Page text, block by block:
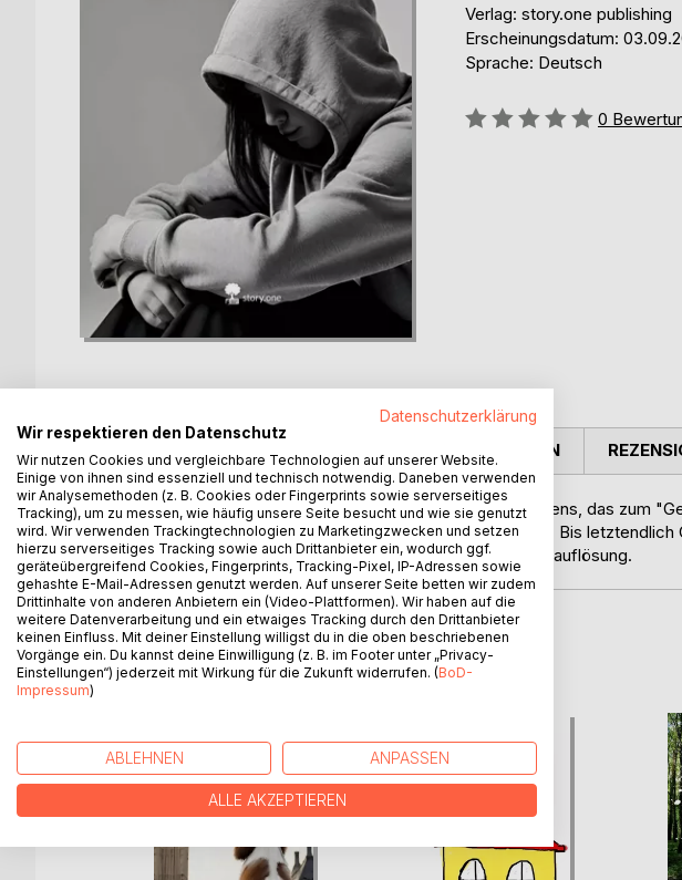
Verlag: story.one publishing
Erscheinungsdatum:
Sprache: Deutsch
Bewertung::
0
BESCHREIBUNG
Dieser fiktive Roman erzählt die Geschichte eines Mädchens, das zum
ihrem Leben möchte sie sich immer unsichtbarer machen. Bis
auf einem schmalen Grat zwischen Wohlfühlen und Selbstauflösung.
AUTOR/IN PRESSESTIMMEN
WEITERE TITEL BEIBoD
Datenschutzerklärung
Wir respektieren den Datenschutz
Wir nutzen Cookies und vergleichbare Technologien auf unserer Website.
Einige von ihnen sind essenziell und technisch notwendig. Daneben verwenden
wir Analysemethoden (z. B. Cookies oder Fingerprints sowie serverseitiges
Tracking), um zu messen, wie häufig unsere Seite besucht und wie sie genutzt
wird. Wir verwenden Trackingtechnologien zu Marketingzwecken und setzen
hierzu serverseitiges Tracking sowie auch Drittanbieter ein, wodurch ggf.
geräteübergreifend Cookies, Fingerprints, Tracking-Pixel, IP-Adressen sowie
gehashte E-Mail-Adressen genutzt werden. Auf unserer Seite betten wir zudem
Drittinhalte von anderen Anbietern ein (Video-Plattformen). Wir haben auf die
weitere Datenverarbeitung und ein etwaiges Tracking durch den Drittanbieter
keinen Einfluss. Mit deiner Einstellung willigst du in die oben beschriebenen
Vorgänge ein. Du kannst deine Einwilligung (z. B. im Footer unter „Privacy-
Einstellungen“) jederzeit mit Wirkung für die Zukunft widerrufen. (BoD-
Impressum)
ABLEHNEN ANPASSEN
ALLE AKZEPTIEREN